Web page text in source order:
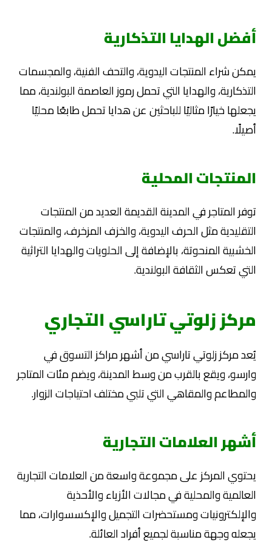
أفضل الهدايا التذكارية
يمكن شراء المنتجات اليدوية، والتحف الفنية، والمجسمات
التذكارية، والهدايا التي تحمل رموز العاصمة البولندية، مما
يجعلها خيارًا مثاليًا للباحثين عن هدايا تحمل طابعًا محليًا
أصيلًا.
المنتجات المحلية
توفر المتاجر في المدينة القديمة العديد من المنتجات
التقليدية مثل الحرف اليدوية، والخزف المزخرف، والمنتجات
الخشبية المنحوتة، بالإضافة إلى الحلويات والهدايا التراثية
التي تعكس الثقافة البولندية.
مركز زلوتي تاراسي التجاري
يُعد مركز زلوتي تاراسي من أشهر مراكز التسوق في
وارسو، ويقع بالقرب من وسط المدينة، ويضم مئات المتاجر
والمطاعم والمقاهي التي تلبي مختلف احتياجات الزوار.
أشهر العلامات التجارية
يحتوي المركز على مجموعة واسعة من العلامات التجارية
العالمية والمحلية في مجالات الأزياء والأحذية
والإلكترونيات ومستحضرات التجميل والإكسسوارات، مما
يجعله وجهة مناسبة لجميع أفراد العائلة.